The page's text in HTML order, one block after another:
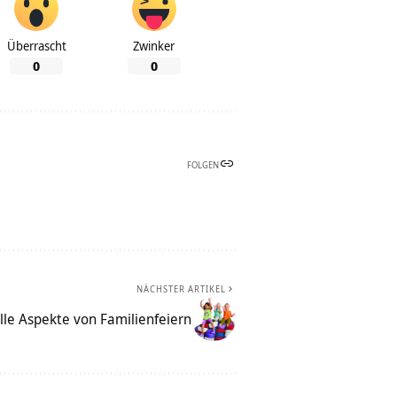
Überrascht
0
Zwinker
0
FOLGEN
NÄCHSTER ARTIKEL
Aspekte von Familienfeiern